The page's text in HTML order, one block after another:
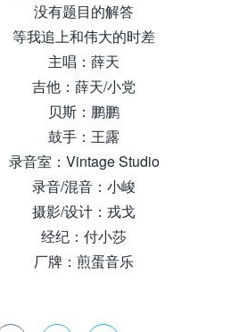
没有题目的解答
等我追上和伟大的时差
主唱：薛天
吉他：薛天/小党
贝斯：鹏鹏
鼓手：王露
录音室：Vintage Studio
录音/混音：小峻
摄影/设计：戎戈
经纪：付小莎
厂牌：煎蛋音乐